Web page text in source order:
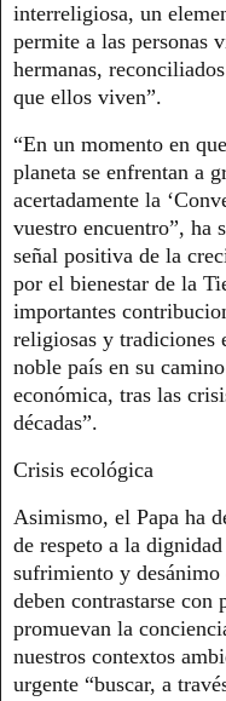
interreligiosa, un
permite a las personas
hermanas,
que ellos viven”.
“En un momento en
planeta se enfrentan a
acertadamente la
vuestro encuentro”, ha
señal positiva de la
por el bienestar de la
importantes
religiosas y tradiciones
noble país en su
económica, tras las
décadas”.
Crisis ecológica
Asimismo, el Papa ha
de respeto a la
sufrimiento y
deben contrastarse con
promuevan la
nuestros contextos
urgente “buscar, a